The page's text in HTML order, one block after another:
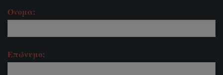
Όνομα:
Επώνυμο: